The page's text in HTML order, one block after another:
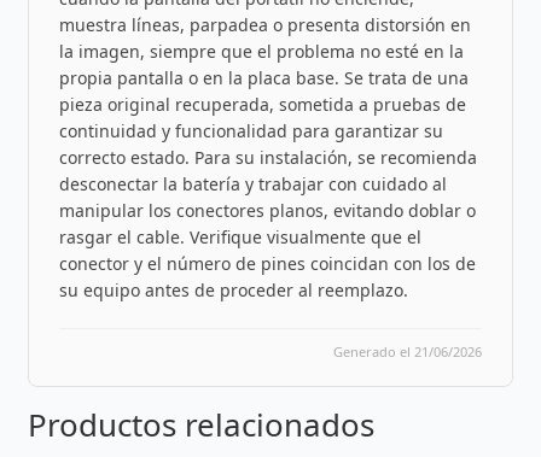
muestra líneas, parpadea o presenta distorsión en
la imagen, siempre que el problema no esté en la
propia pantalla o en la placa base. Se trata de una
pieza original recuperada, sometida a pruebas de
continuidad y funcionalidad para garantizar su
correcto estado. Para su instalación, se recomienda
desconectar la batería y trabajar con cuidado al
manipular los conectores planos, evitando doblar o
rasgar el cable. Verifique visualmente que el
conector y el número de pines coincidan con los de
su equipo antes de proceder al reemplazo.
Generado el 21/06/2026
Productos relacionados